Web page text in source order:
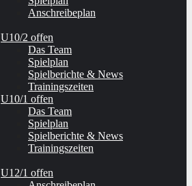
Anschreibeplan
U10/2 offen
Das Team
Spielplan
Spielberichte & News
Trainingszeiten
U10/1 offen
Das Team
Spielplan
Spielberichte & News
Trainingszeiten
U12/1 offen